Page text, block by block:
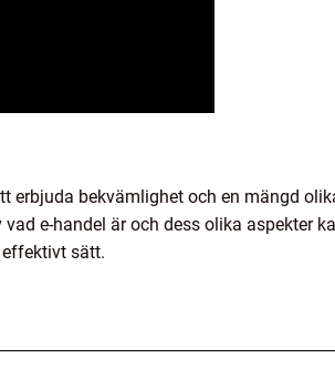
erbjuda bekvämlighet och en mängd
e-handel är och dess olika aspekter
sätt.